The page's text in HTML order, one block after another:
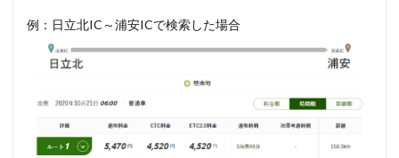
o
の
路
検
が
G
例：日立北IC～浦安ICで検索した場合